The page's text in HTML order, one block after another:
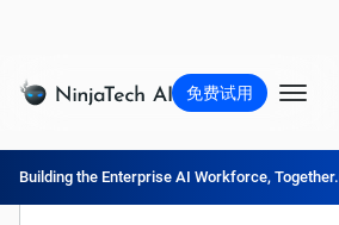
Building the Enterprise AI Workforce, Together.
免费试用